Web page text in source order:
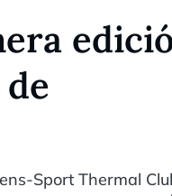
Sport Thermal